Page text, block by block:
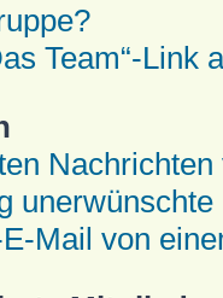
Team“-Link
Mail von